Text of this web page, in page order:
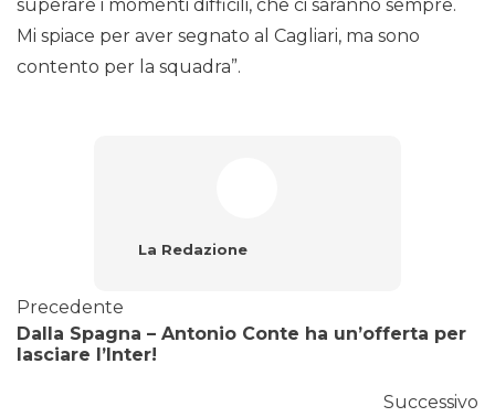
superare i momenti difficili, che ci saranno sempre.
Mi spiace per aver segnato al Cagliari, ma sono
contento per la squadra”.
La Redazione
Precedente
Dalla Spagna – Antonio Conte ha un’offerta per
lasciare l’Inter!
Successivo